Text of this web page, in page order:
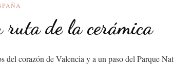
ruta de la cerámica
del corazón de Valencia y a un paso del Parque